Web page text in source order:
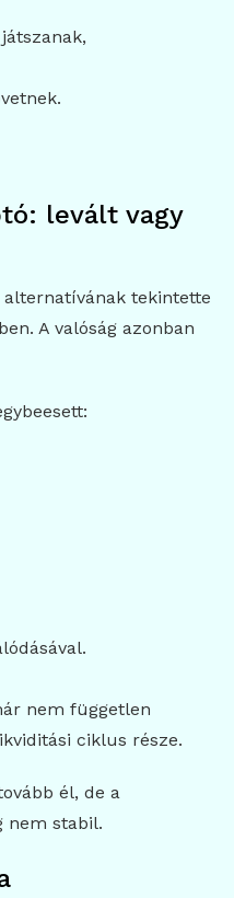
levált vagy
tekintette
A valóság azonban
nem független
ciklus része.
él, de a
nem stabil.